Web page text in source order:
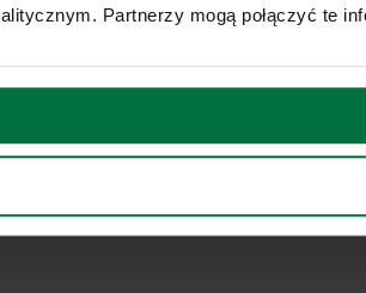
Partnerzy mogą połączyć te